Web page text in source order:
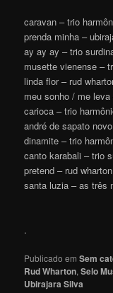
caravan – trio
prenda minha –
ay ay ay – trio
musette vienense –
linda flor – rud
meu sonho / me
carioca – trio
andré de sapato
dinamite – trio
canto karabali – trio
pretend – rud wharton
santa luzia – as três
.
Publicado em Sem
Rud Wharton,Selo
Ubirajara Silva